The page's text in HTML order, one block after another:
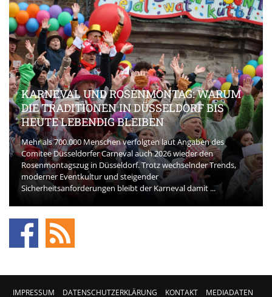
KARNEVAL UND ROSENMONTAG: WARUM
DIE TRADITIONEN IN DÜSSELDORF BIS
HEUTE LEBENDIG BLEIBEN
Mehr als 700.000 Menschen verfolgten laut Angaben des
Comitee Düsseldorfer Carneval auch 2026 wieder den
Rosenmontagszug in Düsseldorf. Trotz wechselnder Trends,
moderner Eventkultur und steigender
Sicherheitsanforderungen bleibt der Karneval damit ...
IMPRESSUM DATENSCHUTZERKLÄRUNG KONTAKT MEDIADATEN